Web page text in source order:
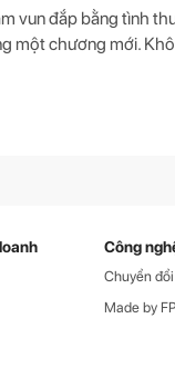
vun đắp bằng tình
một chương mới.
Công
Chuyển đổi
Made by